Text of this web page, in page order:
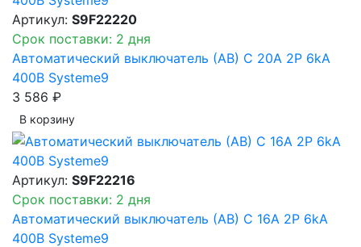
Артикул: S9F22220
Срок поставки: 2 дня
Автоматический выключатель (АВ) C 20A 2P 6kA
400В Systeme9
3 586 ₽
В корзинy
Артикул: S9F22216
Срок поставки: 2 дня
Автоматический выключатель (АВ) C 16A 2P 6kA
400В Systeme9